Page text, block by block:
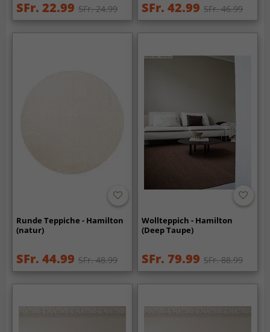
SFr. 22.99 SFr. 24.99 SFr. 42.99 SFr. 46.99
Runde Teppiche - Hamilton
(natur)
SFr. 44.99 SFr. 48.99
Wollteppich - Hamilton
(Deep Taupe)
SFr. 79.99 SFr. 88.99